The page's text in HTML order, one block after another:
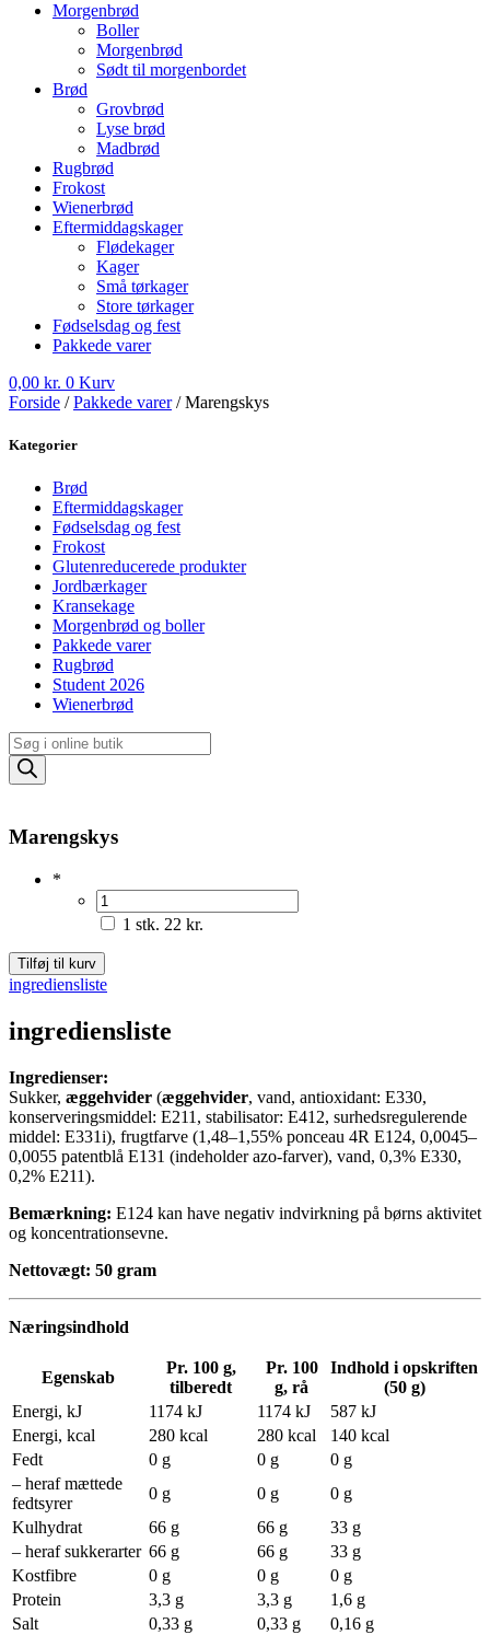
Morgenbrød
Boller
Morgenbrød
Sødt til morgenbordet
Brød
Grovbrød
Lyse brød
Madbrød
Rugbrød
Frokost
Wienerbrød
Eftermiddagskager
Flødekager
Kager
Små tørkager
Store tørkager
Fødselsdag og fest
Pakkede varer
0,00 kr. 0 Kurv
Forside /Pakkede varer/ Marengskys
Kategorier
Brød
Eftermiddagskager
Fødselsdag og fest
Frokost
Glutenreducerede produkter
Jordbærkager
Kransekage
Morgenbrød og boller
Pakkede varer
Rugbrød
Student 2026
Wienerbrød
Products
search
Marengskys
*
1 stk. 22 kr.
Marengskys
antal
Tilføj til kurv
ingrediensliste
ingrediensliste
Ingredienser:
Sukker, æggehvider (æggehvider, vand, antioxidant: E330,
konserveringsmiddel: E211, stabilisator: E412, surhedsregulerende
middel: E331i), frugtfarve (1,48–1,55% ponceau 4R E124, 0,0045–
0,0055 patentblå E131 (indeholder azo-farver), vand, 0,3% E330,
0,2% E211).
Bemærkning: E124 kan have negativ indvirkning på børns aktivitet
og koncentrationsevne.
Nettovægt: 50 gram
Næringsindhold
Egenskab
Pr. 100 g,
tilberedt
Pr. 100
g, rå
Indhold i opskriften
(50 g)
Energi, kJ
1174 kJ 1174 kJ
587 kJ
Energi, kcal
280 kcal 280 kcal
140 kcal
Fedt
0 g 0 g
0 g
– heraf mættede
fedtsyrer
0 g 0 g
0 g
Kulhydrat
66 g 66 g
33 g
– heraf sukkerarter 66 g 66 g
33 g
Kostfibre
0 g 0 g
0 g
Protein
3,3 g 3,3 g
1,6 g
Salt
0,33 g 0,33 g 0,16 g